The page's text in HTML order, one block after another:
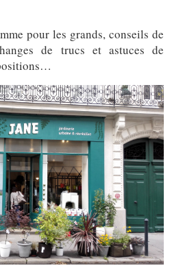
pour les grands, conseils de
de trucs et astuces de